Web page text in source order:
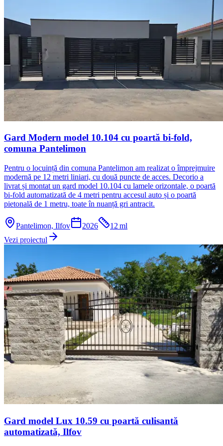
Gard Modern model 10.104 cu poartă bi-fold,
comuna Pantelimon
Pentru o locuință din comuna Pantelimon am realizat o împrejmuire
modernă pe 12 metri liniari, cu două puncte de acces. Decorio a
livrat și montat un gard model 10.104 cu lamele orizontale, o poartă
bi-fold automatizată de 4 metri pentru accesul auto și o poartă
pietonală de 1 metru, toate în nuanță gri antracit.
Pantelimon, Ilfov 2026 12 ml
Vezi proiectul
Gard model Lux 10.59 cu poartă culisantă
automatizată, Ilfov